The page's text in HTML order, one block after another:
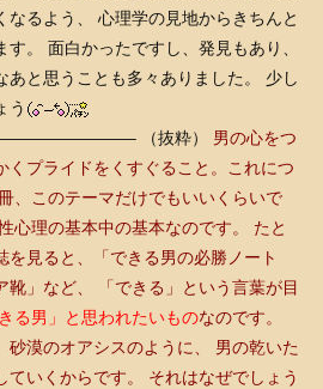
なるよう、 心理学の見地からきちんと
。 面白かったですし、発見もあり、
あと思うことも多々ありました。 少し
う
（抜粋） 男の心をつ
くプライドをくすぐること。これにつ
、このテーマだけでもいいくらいで
心理の基本中の基本なのです。
たと
を見ると、「できる男の必勝ノート
靴」など、 「できる」という言葉が目
る男」と思われたいものなのです。
砂漠のオアシスのように、 男の乾いた
いくからです。
それはなぜでしょう